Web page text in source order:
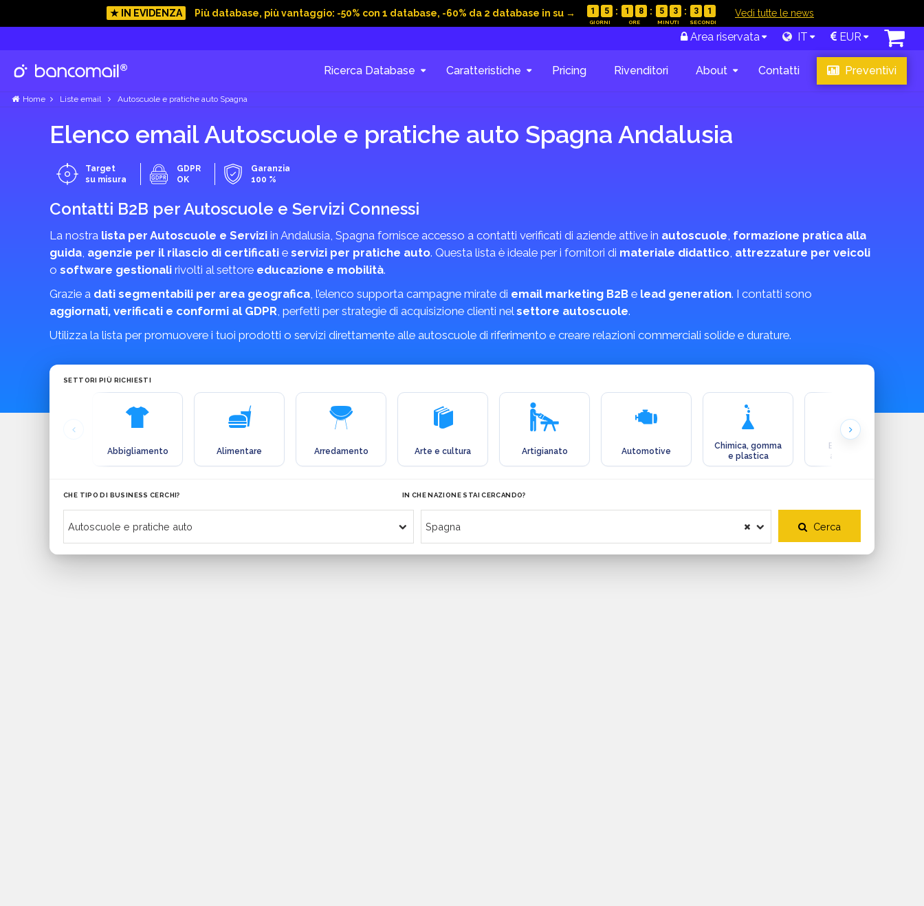
★ IN EVIDENZA Più database, più vantaggio: -50% con 1 database, -60% da 2 database in su → 1 5 1 8 5 3 3 0 Vedi tutte le news
Area riservata IT EUR
Ricerca Database Caratteristiche Pricing Rivenditori About Contatti Preventivi
Home Liste email Autoscuole e pratiche auto Spagna
Elenco email Autoscuole e pratiche auto Spagna Andalusia
Target
su misura
GDPR
OK
Garanzia
100 %
Contatti B2B per Autoscuole e Servizi Connessi
La nostra lista per Autoscuole e Servizi in Andalusia, Spagna fornisce accesso a contatti verificati di aziende attive in autoscuole, formazione pratica alla
guida, agenzie per il rilascio di certificati e servizi per pratiche auto. Questa lista è ideale per i fornitori di materiale didattico, attrezzature per veicoli
o software gestionali rivolti al settore educazione e mobilità.
Grazie a dati segmentabili per area geografica, l’elenco supporta campagne mirate di email marketing B2B e lead generation. I contatti sono
aggiornati, verificati e conformi al GDPR, perfetti per strategie di acquisizione clienti nelsettore autoscuole.
Utilizza la lista per promuovere i tuoi prodotti o servizi direttamente alle autoscuole di riferimento e creare relazioni commerciali solide e durature.
SETTORI PIÙ RICHIESTI
Abbigliamento Alimentare Arredamento Arte e cultura Artigianato Automotive
Chimica, gomma
e plastica
Ecologia e
ambiente
CHE TIPO DI BUSINESS CERCHI? IN CHE NAZIONE STAI CERCANDO?
Cerca